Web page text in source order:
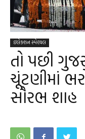
ઇલેક્શન સ્પેશ્યલ
તો પછી
ચૂંટણીમાં
સૌરભ શાહ